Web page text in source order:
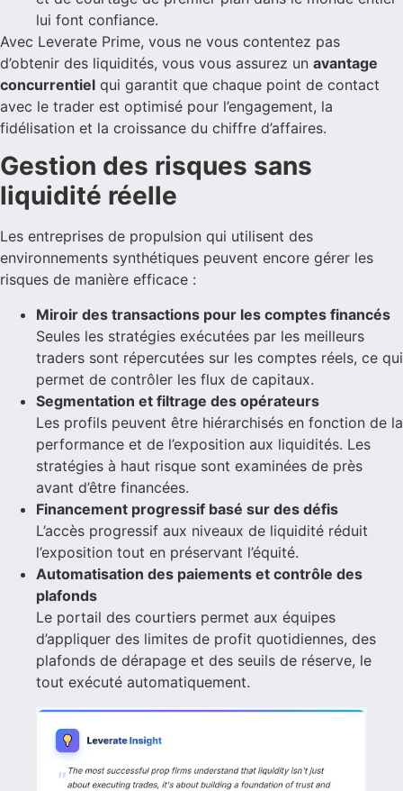
lui font confiance.
Avec Leverate Prime, vous ne vous contentez pas
d’obtenir des liquidités, vous vous assurez un avantage
concurrentiel qui garantit que chaque point de contact
avec le trader est optimisé pour l’engagement, la
fidélisation et la croissance du chiffre d’affaires.
Gestion des risques sans
liquidité réelle
Les entreprises de propulsion qui utilisent des
environnements synthétiques peuvent encore gérer les
risques de manière efficace :
Miroir des transactions pour les comptes financés
Seules les stratégies exécutées par les meilleurs
traders sont répercutées sur les comptes réels, ce qui
permet de contrôler les flux de capitaux.
Segmentation et filtrage des opérateurs
Les profils peuvent être hiérarchisés en fonction de la
performance et de l’exposition aux liquidités. Les
stratégies à haut risque sont examinées de près
avant d’être financées.
Financement progressif basé sur des défis
L’accès progressif aux niveaux de liquidité réduit
l’exposition tout en préservant l’équité.
Automatisation des paiements et contrôle des
plafonds
Le portail des courtiers permet aux équipes
d’appliquer des limites de profit quotidiennes, des
plafonds de dérapage et des seuils de réserve, le
tout exécuté automatiquement.